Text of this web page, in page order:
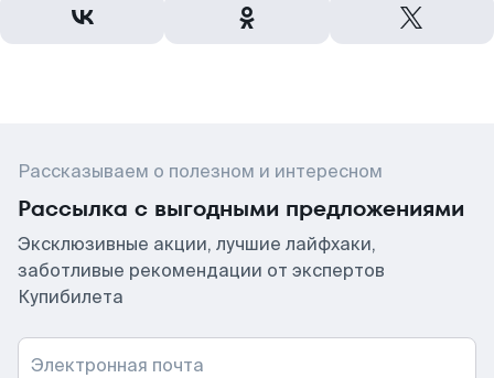
Рассказываем о полезном и интересном
Рассылка с выгодными предложениями
Эксклюзивные акции, лучшие лайфхаки,
заботливые рекомендации от экспертов
Купибилета
Электронная почта